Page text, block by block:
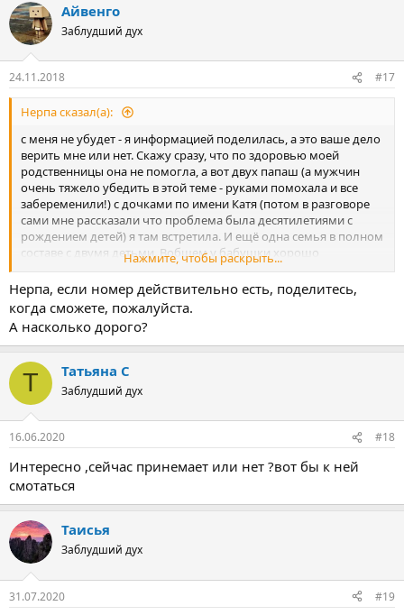
Айвенго
Заблудший дух
24.11.2018 #17
Нерпа сказал(а):
с меня не убудет - я информацией поделилась, а это ваше дело
верить мне или нет. Скажу сразу, что по здоровью моей
родственницы она не помогла, а вот двух папаш (а мужчин
очень тяжело убедить в этой теме - руками помохала и все
забеременили!) с дочками по имени Катя (потом в разговоре
сами мне рассказали что проблема была десятилетиями с
рождением детей) я там встретила. И ещё одна семья в полном
составе с двумя детьми. Вобщем у бабушки хорошо
получается помогать бездетным.
Жили в Михайловске в гостинице мы три дня, оттуда 5 км. до
Уфа-Шигири ездили.
Нажмите, чтобы раскрыть...
Нерпа, если номер действительно есть, поделитесь,
когда сможете, пожалуйста.
А насколько дорого?
Т Татьяна С
Заблудший дух
16.06.2020 #18
Интересно ,сейчас принемает или нет ?вот бы к ней
смотаться
Таисья
Заблудший дух
31.07.2020 #19